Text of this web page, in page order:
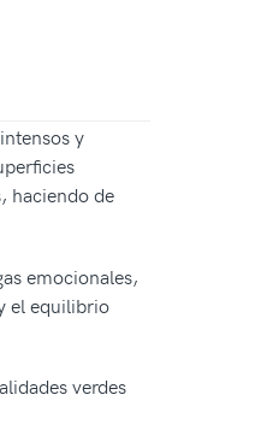
y
haciendo de
emocionales,
el equilibrio
verdes